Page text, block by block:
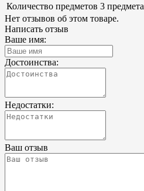
Количество предметов 3 предмета
Нет отзывов об этом товаре.
Написать отзыв
Ваше имя:
Достоинства:
Недостатки:
Ваш отзыв